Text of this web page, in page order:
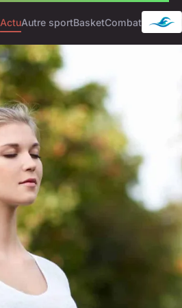
ActuAutre sportBasketCombat